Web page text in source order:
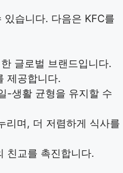
습니다. 다음은 KFC를
글로벌 브랜드입니다.
제공합니다.
-생활 균형을 유지할 수
리며, 더 저렴하게 식사를
친교를 촉진합니다.